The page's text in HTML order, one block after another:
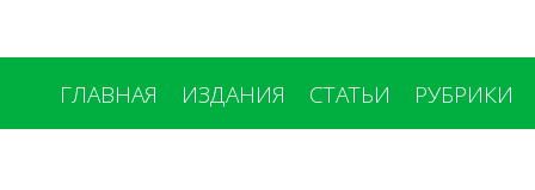
ГЛАВНАЯ ИЗДАНИЯ СТАТЬИ РУБРИКИ